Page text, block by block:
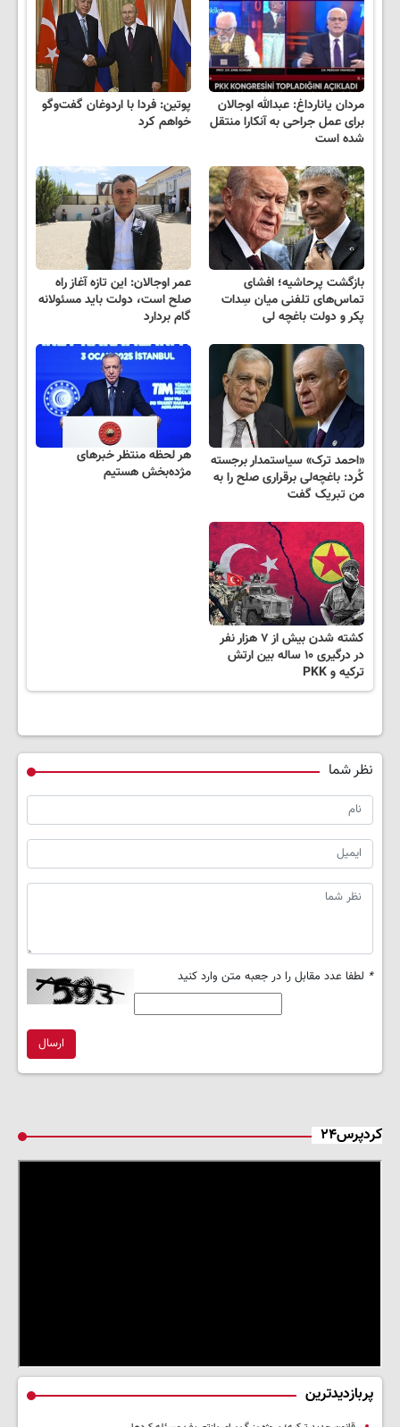
مردان یانارداغ: عبدالله اوجالان
برای عمل جراحی به آنکارا منتقل
شده است
پوتین: فردا با اردوغان گفت‌وگو
خواهم کرد
بازگشت پرحاشیه؛ افشای
تماس‌های تلفنی میان سِدات
پکر و دولت باغچه لی
عمر اوجالان: این تازه آغاز راه
صلح است، دولت باید مسئولانه
گام بردارد
«احمد ترک» سیاستمدار برجسته
کُرد: باغچه‌لی برقراری صلح را به
من تبریک گفت
هر لحظه منتظر خبرهای
مژده‌بخش هستیم
کشته شدن بیش از ۷ هزار نفر
در درگیری ۱۰ ساله بین ارتش
ترکیه و PKK
نظر شما
* لطفا عدد مقابل را در جعبه متن وارد کنید
ارسال
کردپرس۲۴
پربازدیدترین